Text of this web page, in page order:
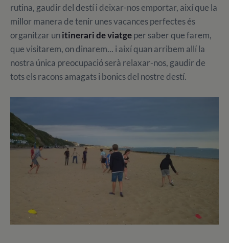
rutina, gaudir del destí i deixar-nos emportar, així que la
millor manera de tenir unes vacances perfectes és
organitzar unitinerari de viatgeper saber que farem,
que visitarem, on dinarem... i així quan arribem allí la
nostra única preocupació serà relaxar-nos, gaudir de
tots els racons amagats i bonics del nostre destí.